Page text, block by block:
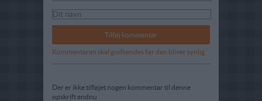
Kommentaren skal godkendes før den bliver synlig
Der er ikke tilføjet nogen kommentar til denne
opskrift endnu